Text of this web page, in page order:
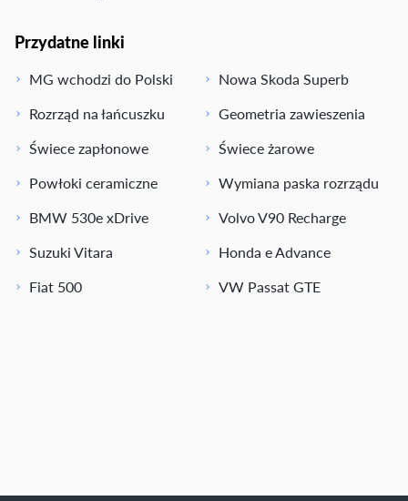
Przydatne linki
MG wchodzi do Polski
Nowa Skoda Superb
Rozrząd na łańcuszku
Geometria zawieszenia
Świece zapłonowe
Świece żarowe
Powłoki ceramiczne
Wymiana paska rozrządu
BMW 530e xDrive
Volvo V90 Recharge
Suzuki Vitara
Honda e Advance
Fiat 500
VW Passat GTE